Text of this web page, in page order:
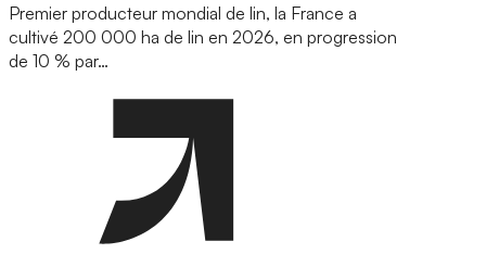
Premier producteur mondial de lin, la France a
cultivé 200 000 ha de lin en 2026, en progression
de 10 % par…